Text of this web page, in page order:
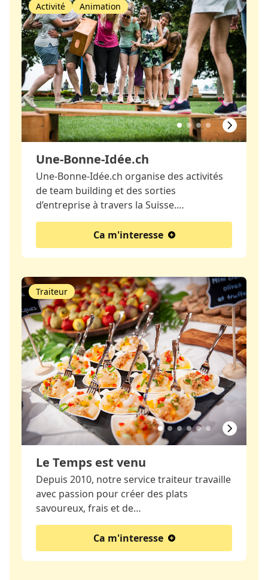
Une-Bonne-Idée.ch
Activité Animation
Une-Bonne-Idée.ch organise des activités
de team building et des sorties
d’entreprise à travers la Suisse.…
Ca m'interesse
Le Temps est venu
Traiteur
Depuis 2010, notre service traiteur travaille
avec passion pour créer des plats
savoureux, frais et de…
Ca m'interesse